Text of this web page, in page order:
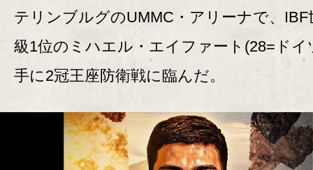
テリンブルグのUMMC・アリーナで、IBF
級1位のミハエル・エイファート(28=ドイ
手に2冠王座防衛戦に臨んだ。